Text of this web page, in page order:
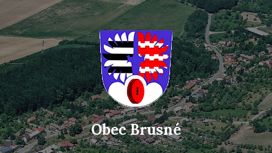
Obec Brusné